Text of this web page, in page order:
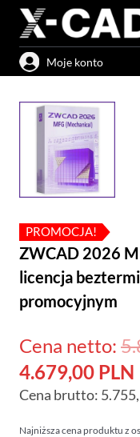
Przejdź
treści
Moje konto
PROMOCJA!
ZWCAD 2026
licencja
promocyjnym
Cena netto:
4.679,00 PLN
Cena brutto:
Najniższa cena produktu z